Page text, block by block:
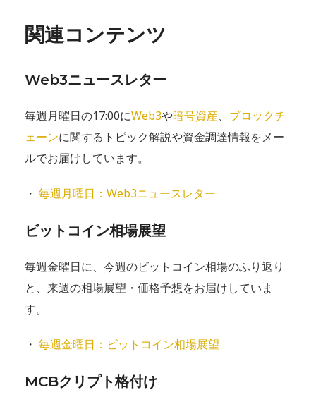
関連コンテンツ
Web3ニュースレター
毎週月曜日の17:00にWeb3や暗号資産、 ブロックチ
ェーンに関するトピック解説や資金調達情報をメー
ルでお届けしています。
・ 毎週月曜日：Web3ニュースレター
ビットコイン相場展望
毎週金曜日に、今週のビットコイン相場のふり返り
と、来週の相場展望・価格予想をお届けしていま
す。
・ 毎週金曜日：ビットコイン相場展望
MCBクリプト格付け